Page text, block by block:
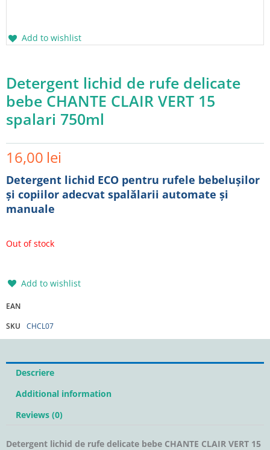
Add to wishlist
Detergent lichid de rufe delicate
bebe CHANTE CLAIR VERT 15
spalari 750ml
16,00 lei
Detergent lichid ECO pentru rufele bebelușilor
și copiilor adecvat spalălarii automate și
manuale
Out of stock
Add to wishlist
EAN
SKU
CHCL07
Descriere
Additional information
Reviews (0)
Detergent lichid de rufe delicate bebe CHANTE CLAIR VERT 15